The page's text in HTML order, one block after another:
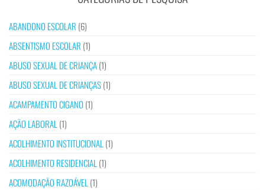
ABANDONO ESCOLAR (6)
ABSENTISMO ESCOLAR (1)
ABUSO SEXUAL DE CRIANÇA(1)
ABUSO SEXUAL DE CRIANÇAS(1)
ACAMPAMENTO CIGANO (1)
AÇÃO LABORAL (1)
ACOLHIMENTO INSTITUCIONAL (1)
ACOLHIMENTO RESIDENCIAL (1)
ACOMODAÇÃO RAZOÁVEL (1)